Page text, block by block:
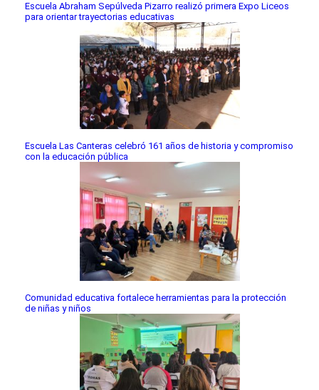
Escuela Abraham Sepúlveda Pizarro realizó primera Expo Liceos
para orientar trayectorias educativas
Escuela Las Canteras celebró 161 años de historia y compromiso
con la educación pública
Comunidad educativa fortalece herramientas para la protección
de niñas y niños